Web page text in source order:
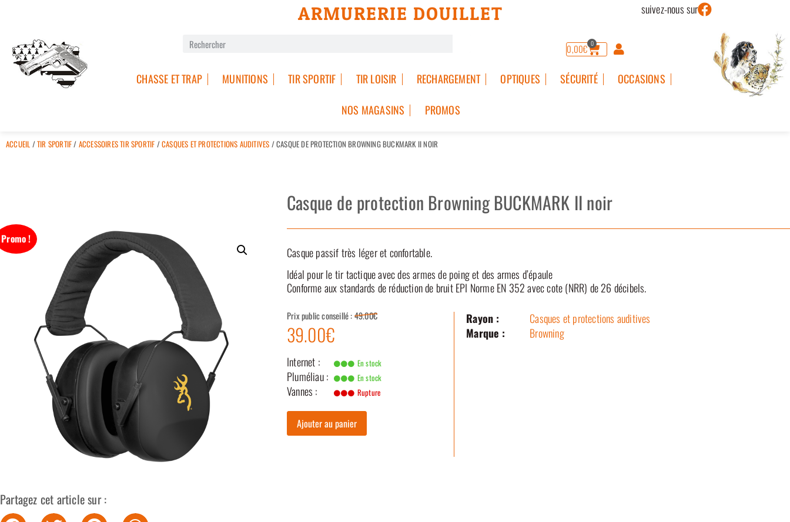
suivez-nous sur
ARMURERIE DOUILLET
0,00€ 0
CHASSE ET TRAP MUNITIONS TIR SPORTIF TIR LOISIR RECHARGEMENT OPTIQUES SÉCURITÉ OCCASIONS
NOS MAGASINS PROMOS
ACCUEIL /TIR SPORTIF/ ACCESSOIRES TIR SPORTIF /CASQUES ET PROTECTIONS AUDITIVES / CASQUE DE PROTECTION BROWNING BUCKMARK II NOIR
Promo !
Partagez cet article sur :
Casque de protection Browning BUCKMARK II noir
Casque passif très léger et confortable.
Idéal pour le tir tactique avec des armes de poing et des armes d’épaule
Conforme aux standards de réduction de bruit EPI Norme EN 352 avec cote (NRR) de 26 décibels.
Prix public conseillé :49.00€
39.00€
Internet : En stock
Pluméliau : En stock
Vannes : Rupture
Ajouter au panier
Rayon :
Casques et protections auditives
Marque :
Browning